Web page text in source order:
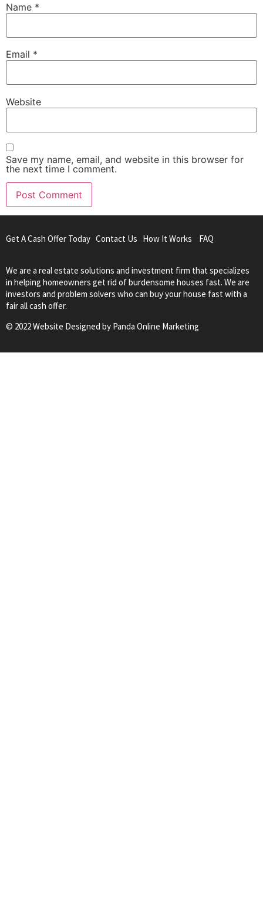
Name *
Email *
Website
Save my name, email, and website in this browser for
the next time I comment.
Get A Cash Offer Today Contact Us How It Works FAQ
We are a real estate solutions and investment firm that specializes
in helping homeowners get rid of burdensome houses fast. We are
investors and problem solvers who can buy your house fast with a
fair all cash offer.
© 2022 Website Designed by Panda Online Marketing